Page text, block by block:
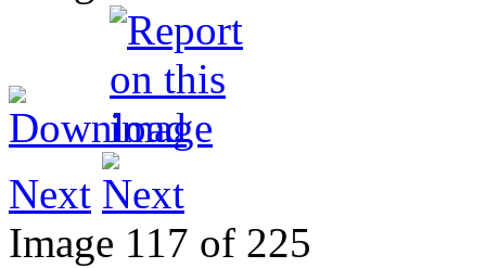
Next
Image 117 of 225